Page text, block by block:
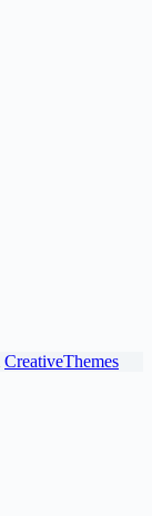
CreativeThemes